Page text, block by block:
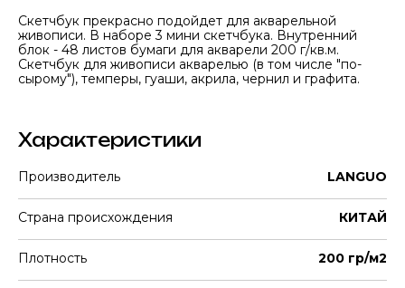
Скетчбук прекрасно подойдет для акварельной
живописи. В наборе 3 мини скетчбука. Внутренний
блок - 48 листов бумаги для акварели 200 г/кв.м.
Скетчбук для живописи акварелью (в том числе "по-
сырому"), темперы, гуаши, акрила, чернил и графита.
Характеристики
Производитель LANGUO
Страна происхождения КИТАЙ
Плотность 200 гр/м2